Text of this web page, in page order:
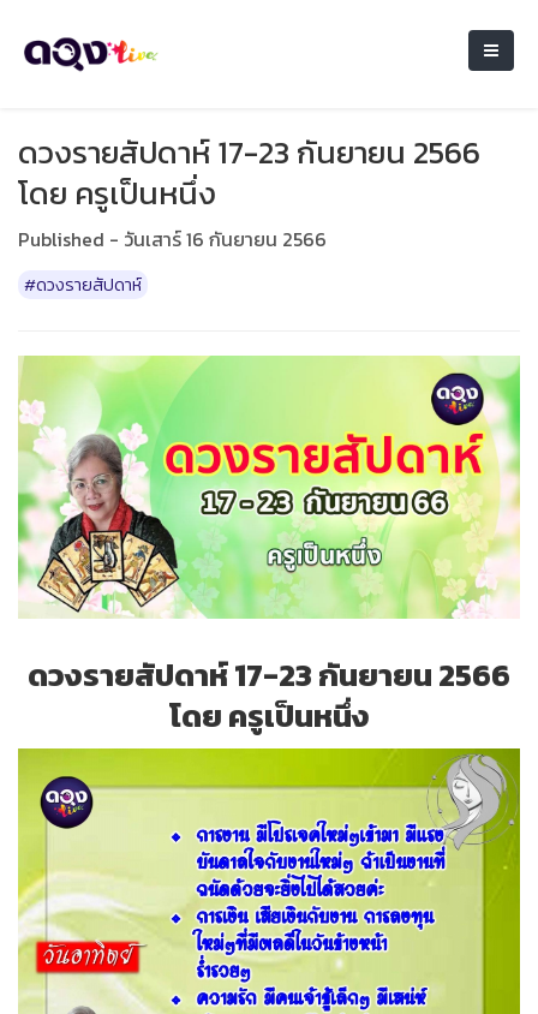
ดวงรายสัปดาห์ 17-23 กันยายน 2566
โดย ครูเป็นหนึ่ง
Published - วันเสาร์ 16 กันยายน 2566
#ดวงรายสัปดาห์
ดวงรายสัปดาห์ 17-23 กันยายน 2566
โดย ครูเป็นหนึ่ง